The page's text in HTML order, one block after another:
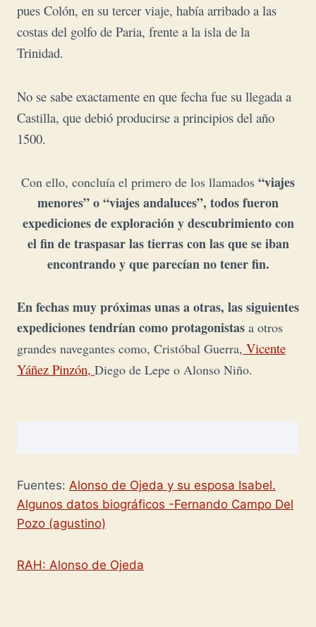
pues Colón, en su tercer viaje, había arribado a las
costas del golfo de Paria, frente a la isla de la
Trinidad.
No se sabe exactamente en que fecha fue su llegada a
Castilla, que debió producirse a principios del año
1500.
Con ello, concluía el primero de los llamados “viajes
menores” o “viajes andaluces”, todos fueron
expediciones de exploración y descubrimiento con
el fin de traspasar las tierras con las que se iban
encontrando y que parecían no tener fin.
En fechas muy próximas unas a otras, las siguientes
expediciones tendrían como protagonistas a otros
grandes navegantes como, Cristóbal Guerra, Vicente
Yáñez Pinzón, Diego de Lepe o Alonso Niño.
Fuentes: Alonso de Ojeda y su esposa Isabel.
Algunos datos biográficos -Fernando Campo Del
Pozo (agustino)
RAH: Alonso de Ojeda